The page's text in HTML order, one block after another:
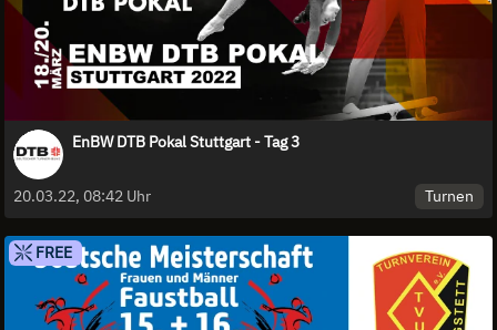
EnBW DTB Pokal Stuttgart - Tag 3
20.03.22, 08:42 Uhr Turnen
FREE